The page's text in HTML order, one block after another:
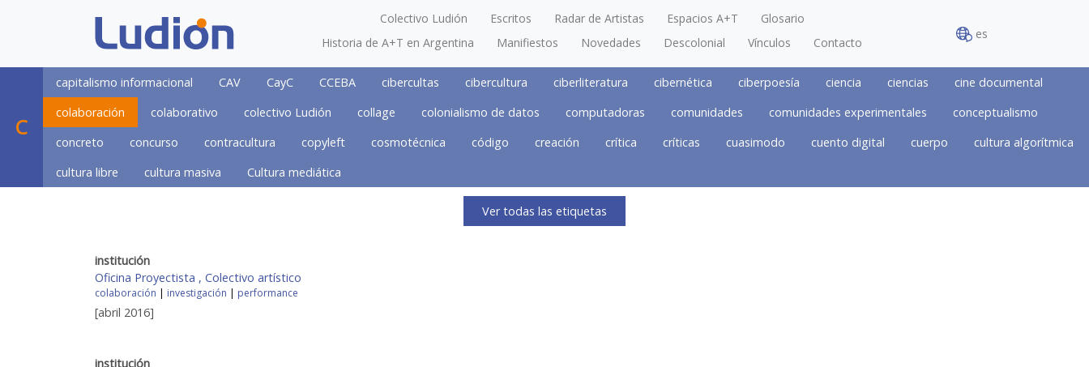
Colectivo Ludión Escritos Radar de Artistas Espacios A+T
Glosario
Historia de A+T en Argentina
Manifiestos Novedades Descolonial Vínculos Contacto
es
C
capitalismo informacional CAV CayC CCEBA cibercultas cibercultura ciberliteratura cibernética ciberpoesía ciencia ciencias
cine documental
colaboración
colaborativo colectivo Ludión collage colonialismo de datos computadoras comunidades comunidades experimentales
conceptualismo
concreto
concurso contracultura copyleft cosmotécnica código creación crítica críticas cuasimodo cuento digital cuerpo
cultura algorítmica
cultura libre
cultura masiva Cultura mediática
Ver todas las etiquetas
institución
Oficina Proyectista , Colectivo artístico
colaboración | investigación | performance
[abril 2016]
institución